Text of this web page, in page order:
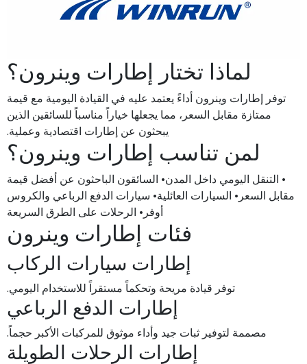
لماذا تختار إطارات وينرون؟
توفر إطارات وينرون أداءً يعتمد عليه في القيادة اليومية مع قيمة
ممتازة مقابل السعر، مما يجعلها خياراً مناسباً للسائقين الذين
يبحثون عن إطارات اقتصادية وعملية.
لمن تناسب إطارات وينرون؟
• التنقل اليومي داخل المدن• السائقون الباحثون عن أفضل قيمة
مقابل السعر• السيارات العائلية• سيارات الدفع الرباعي والكروس
أوفر• الرحلات على الطرق السريعة
فئات إطارات وينرون
إطارات سيارات الركاب
توفر قيادة مريحة وتحكماً مستقراً للاستخدام اليومي.
إطارات الدفع الرباعي
مصممة لتوفير ثبات جيد وأداء موثوق للمركبات الأكبر حجماً.
إطارات الرحلات الطويلة